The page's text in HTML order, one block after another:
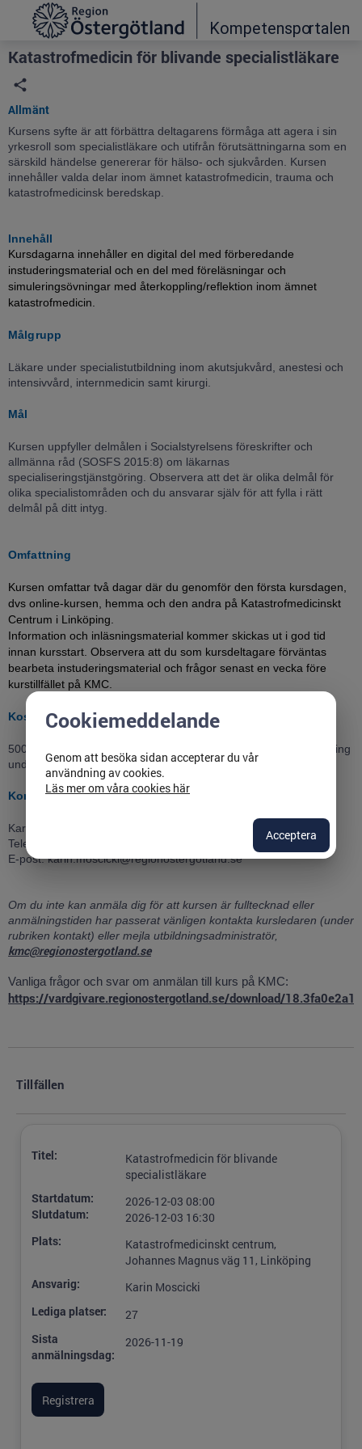
Grade
Portal
Katastrofmedicin för blivande specialistläkare
Allmänt
Kursens syfte är att förbättra deltagarens förmåga att agera i sin
yrkesroll som specialistläkare och utifrån förutsättningarna som en
särskild händelse genererar för hälso- och sjukvården. Kursen
innehåller valda delar inom ämnet katastrofmedicin, trauma och
katastrofmedicinsk beredskap.
Innehåll
Kursdagarna innehåller en digital del med förberedande
instuderingsmaterial och en del med föreläsningar och
simuleringsövningar med återkoppling/reflektion inom ämnet
katastrofmedicin.
Målgrupp
Läkare under specialistutbildning inom akutsjukvård, anestesi och
intensivvård, internmedicin samt kirurgi.
Mål
Kursen uppfyller delmålen i Socialstyrelsens föreskrifter och
allmänna råd (SOSFS 2015:8) om läkarnas
specialiseringstjänstgöring. Observera att det är olika delmål för
olika specialistområden och du ansvarar själv för att fylla i rätt
delmål på ditt intyg.
Omfattning
Kursen omfattar två dagar där du genomför den första kursdagen,
dvs online-kursen, hemma och den andra på Katastrofmedicinskt
Centrum i Linköping.
Information och inläsningsmaterial kommer skickas ut i god tid
innan kursstart. Observera att du som kursdeltagare förväntas
bearbeta instuderingsmaterial och frågor senast en vecka före
kurstillfället på KMC.
Kostnad
5000 kr exkl. moms. Avgiften inkluderar kursavgift samt all förtäring
under kursen. Logi ingår ej.
Kontaktperson
Karin Moscicki
Telefon: +4672-462 72 44
E-post: karin.moscicki@regionostergotland.se
Om du inte kan anmäla dig för att kursen är fulltecknad eller
anmälningstiden har passerat vänligen kontakta kursledaren (under
rubriken kontakt) eller mejla utbildningsadministratör,
kmc@regionostergotland.se
Vanliga frågor och svar om anmälan till kurs på KMC:
https://vardgivare.regionostergotland.se/download/
Tillfällen
Titel:
Katastrofmedicin för blivande
specialistläkare
Startdatum:
Slutdatum:
2026-12-03 08:00
2026-12-03 16:30
Plats:
Katastrofmedicinskt centrum,
Johannes Magnus väg 11, Linköping
Ansvarig:
Karin Moscicki
Lediga platser:
27
Sista
anmälningsdag:
2026-11-19
Cookiemeddelande
Genom att besöka sidan accepterar du vår
användning av cookies.
Läs mer om våra cookies här
Acceptera